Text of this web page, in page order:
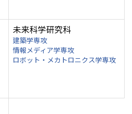
未来科学研究科
建築学専攻
情報メディア学専攻
ロボット・メカトロニクス学専攻